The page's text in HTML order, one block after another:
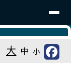
大 中 小